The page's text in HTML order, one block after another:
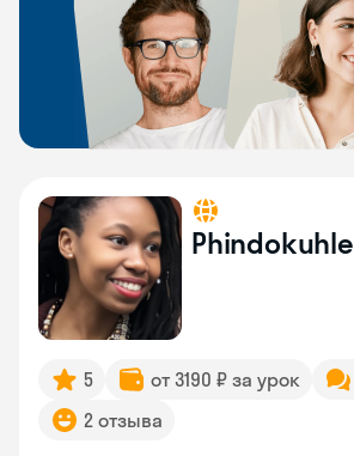
Phindokuhle
5 от 3190 ₽ за урок
2 отзыва